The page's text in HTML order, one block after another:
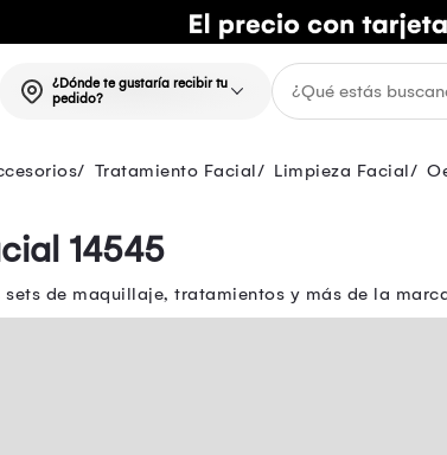
¿Dónde te gustaría recibir tu
pedido?
Tratamiento Facial Limpieza Facial
14545
sets de maquillaje, tratamientos y más de la